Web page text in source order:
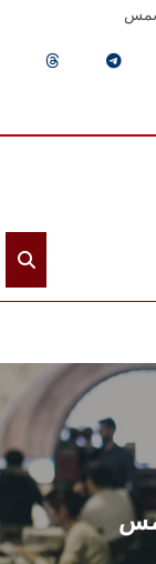
شمس
الرئيسيـة
عن الجامعة
القطاعـات